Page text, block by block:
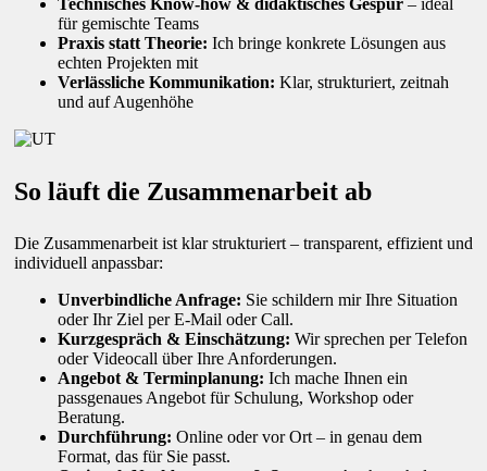
Technisches Know-how & didaktisches Gespür – ideal
für gemischte Teams
Praxis statt Theorie: Ich bringe konkrete Lösungen aus
echten Projekten mit
Verlässliche Kommunikation: Klar, strukturiert, zeitnah
und auf Augenhöhe
So läuft die Zusammenarbeit ab
Die Zusammenarbeit ist klar strukturiert – transparent, effizient und
individuell anpassbar:
Unverbindliche Anfrage: Sie schildern mir Ihre Situation
oder Ihr Ziel per E-Mail oder Call.
Kurzgespräch & Einschätzung: Wir sprechen per Telefon
oder Videocall über Ihre Anforderungen.
Angebot & Terminplanung: Ich mache Ihnen ein
passgenaues Angebot für Schulung, Workshop oder
Beratung.
Durchführung: Online oder vor Ort – in genau dem
Format, das für Sie passt.